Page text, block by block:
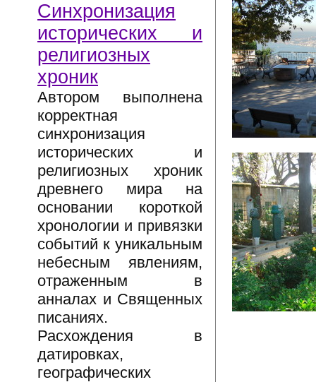
Синхронизация
исторических и
религиозных
хроник
Автором выполнена
корректная
синхронизация
исторических и
религиозных хроник
древнего мира на
основании короткой
хронологии и привязки
событий к уникальным
небесным явлениям,
отраженным в
анналах и Священных
писаниях.
Расхождения в
датировках,
географических